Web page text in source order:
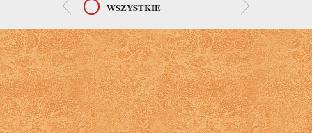
WSZYSTKIE AKTUALNOŚCI